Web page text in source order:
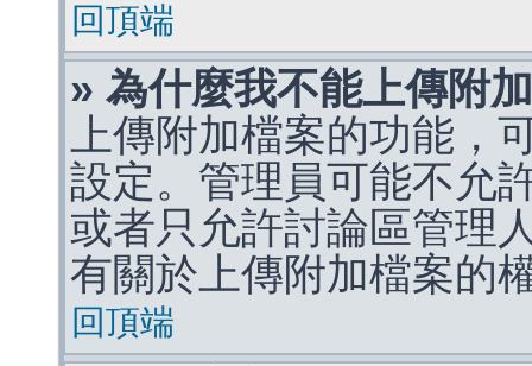
回頂端
» 為什麼我不能上傳附
上傳附加檔案的功能，
設定。管理員可能不允
或者只允許討論區管理
有關於上傳附加檔案的
回頂端